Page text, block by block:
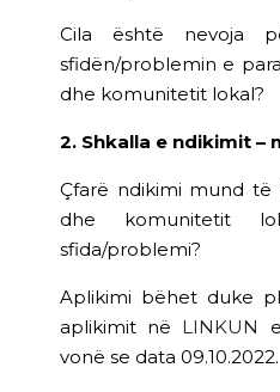
Cila është nevoja
sfidën/problemin e
dhe komunitetit lokal?
2. Shkalla e ndikimit –
Çfarë ndikimi mund të
dhe komunitetit
sfida/problemi?
Aplikimi bëhet duke
aplikimit në LINKUN
vonë se data 09.10.2022.